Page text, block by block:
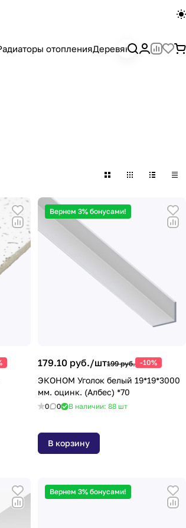
отопленияДеревянный
Вернем 3% бонусами!
179.10 руб./шт199 руб. -10%
ЭКОНОМ Уголок белый 19*19*3000
мм. оцинк. (Албес) *70
0 0 В наличии: 88 шт
В корзину
Вернем 3% бонусами!